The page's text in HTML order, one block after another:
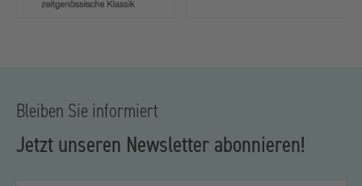
Bleiben Sie informiert
Jetzt unseren Newsletter abonnieren!